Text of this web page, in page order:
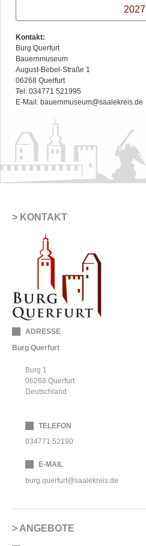
2027
Kontakt:
Burg Querfurt
Bauernmuseum
August-Bebel-Straße 1
06268 Querfurt
Tel: 034771 521995
E-Mail: bauernmuseum@saalekreis.de
KONTAKT
ADRESSE
Burg Querfurt
Burg 1
06268 Querfurt
Deutschland
TELEFON
034771 52190
E-MAIL
burg.querfurt@saalekreis.de
ANGEBOTE